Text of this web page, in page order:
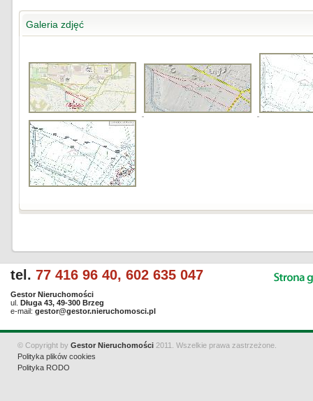
Galeria zdjęć
tel. 77 416 96 40, 602 635 047
Gestor Nieruchomości
ul. Długa 43, 49-300 Brzeg
e-mail: gestor@gestor.nieruchomosci.pl
© Copyright by Gestor Nieruchomości 2011. Wszelkie prawa zastrzeżone.
Polityka plików cookies
Polityka RODO